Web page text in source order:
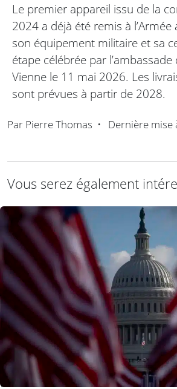
Le premier appareil issu de la
2024 a déjà été remis à
son équipement militaire et sa
étape célébrée par
Vienne le 11 mai 2026. Les
sont prévues à partir de 2028.
Par Pierre Thomas • Dernière mise
Vous serez également